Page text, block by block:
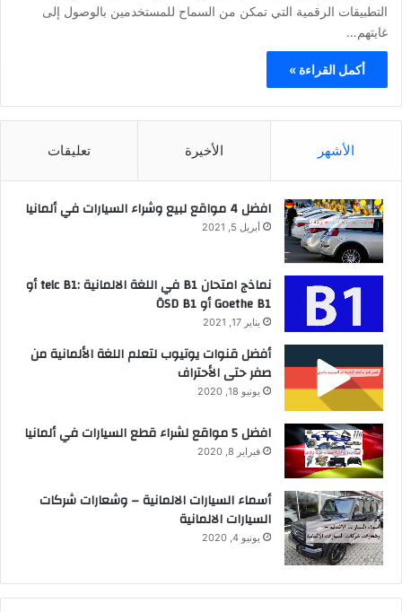
التطبيقات الرقمية التي تمكن من السماح للمستخدمين بالوصول إلى
غايتهم…
أكمل القراءة »
الأشهر الأخيرة تعليقات
افضل 4 مواقع لبيع وشراء السيارات في ألمانيا
أبريل 5, 2021
نماذج امتحان B1 في اللغة الالمانية :telc B1 أو
Goethe B1 أو ÖSD B1
يناير 17, 2021
أفضل قنوات يوتيوب لتعلم اللغة الألمانية من
صفر حتى الأحتراف
يونيو 18, 2020
افضل 5 مواقع لشراء قطع السيارات في ألمانيا
فبراير 8, 2020
أسماء السيارات الالمانية – وشعارات شركات
السيارات الالمانية
يونيو 4, 2020